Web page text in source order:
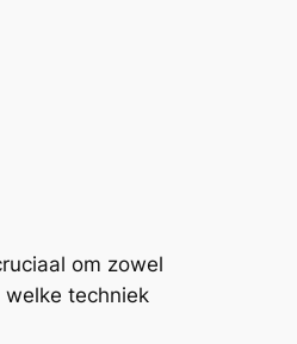
om zowel
techniek